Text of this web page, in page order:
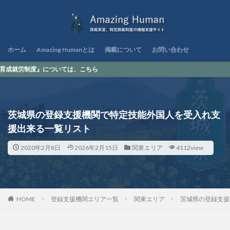
ホーム Amazing Humanとは 掲載について お問い合わせ
ては、こちら
茨城県の登録支援機関で特定技能外国人を受入れ支
援出来る一覧リスト
2020年2月8日 2026年2月15日 関東エリア 4112view
HOME 登録支援機関エリア一覧 関東エリア 茨城県の登録支